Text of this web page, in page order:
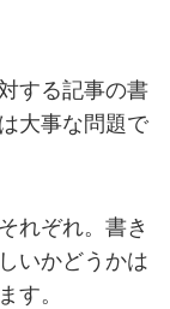
する記事の書
大事な問題で
れぞれ。書き
いかどうかは
す。